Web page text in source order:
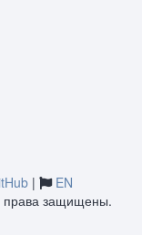
|
EN
права защищены.